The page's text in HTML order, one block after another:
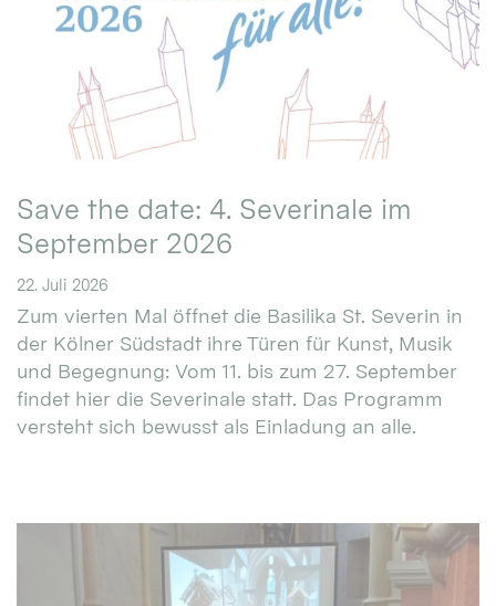
Save the date: 4. Severinale im
September 2026
22. Juli 2026
Zum vierten Mal öffnet die Basilika St. Severin in
der Kölner Südstadt ihre Türen für Kunst, Musik
und Begegnung: Vom 11. bis zum 27. September
findet hier die Severinale statt. Das Programm
versteht sich bewusst als Einladung an alle.